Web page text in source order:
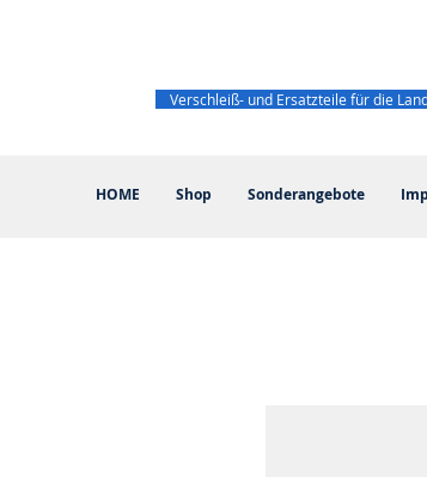
HOME Shop Sonderangebote
Verschleiß- und Ersatzteile für die